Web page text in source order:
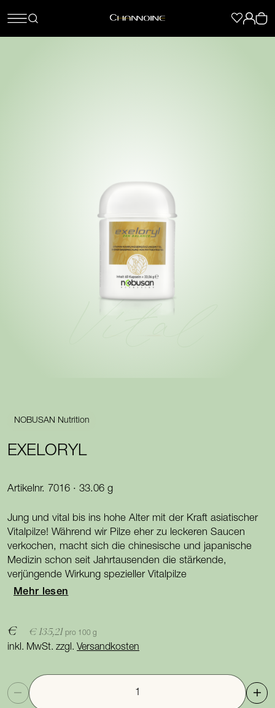
Vital
NOBUSAN Nutrition
EXELORYL
Artikelnr. 7016 · 33.06 g
Jung und vital bis ins hohe Alter mit der Kraft asiatischer
Vitalpilze! Während wir Pilze eher zu leckeren Saucen
verkochen, macht sich die chinesische und japanische
Medizin schon seit Jahrtausenden die stärkende,
verjüngende Wirkung spezieller Vitalpilze
Mehr lesen
€ € 135,21 pro 100 g
inkl. MwSt. zzgl.Versandkosten
Anzahl